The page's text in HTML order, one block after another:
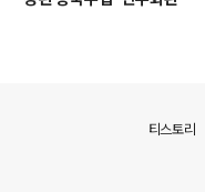
티스토리